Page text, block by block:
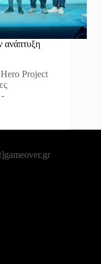
ανάπτυξη
Project